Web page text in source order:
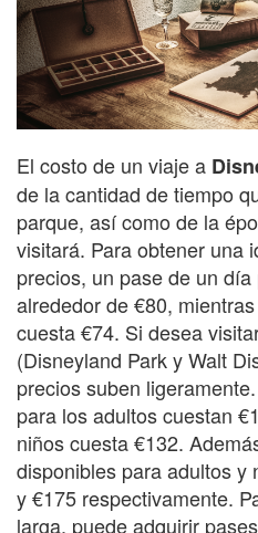
El costo de un viaje a
de la cantidad de tiempo
parque, así como de la
visitará. Para obtener una
precios, un pase de un
alrededor de €80,
cuesta €74. Si desea
(Disneyland Park y Walt
precios suben
para los adultos cuestan
niños cuesta €132.
disponibles para adultos y
y €175 respectivamente.
larga, puede adquirir